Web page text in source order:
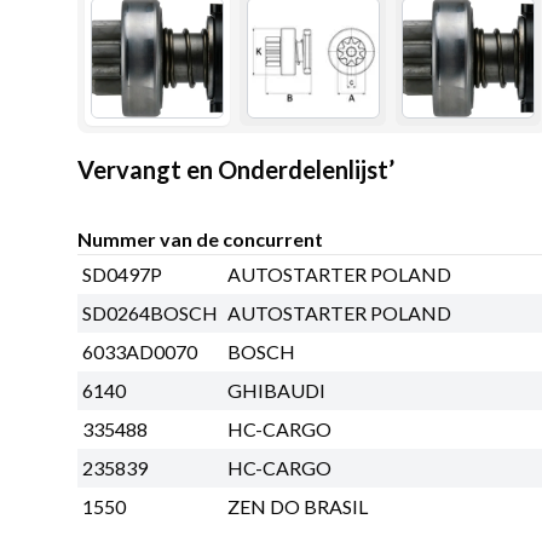
Vervangt en Onderdelenlijst’
Nummer van de concurrent
SD0497P
AUTOSTARTER POLAND
SD0264BOSCH AUTOSTARTER POLAND
6033AD0070
BOSCH
6140
GHIBAUDI
335488
HC-CARGO
235839
HC-CARGO
1550
ZEN DO BRASIL